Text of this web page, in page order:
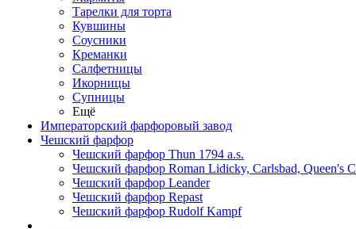
Тарелки для торта
Кувшины
Соусники
Креманки
Салфетницы
Икорницы
Супницы
Ещё
Императорский фарфоровый завод
Чешский фарфор
Чешский фарфор Thun 1794 a.s.
Чешский фарфор Roman Lidicky, Carlsbad, Queen's
Чешский фарфор Leander
Чешский фарфор Repast
Чешский фарфор Rudolf Kampf